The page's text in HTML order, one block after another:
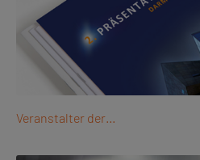
Veranstalter der…